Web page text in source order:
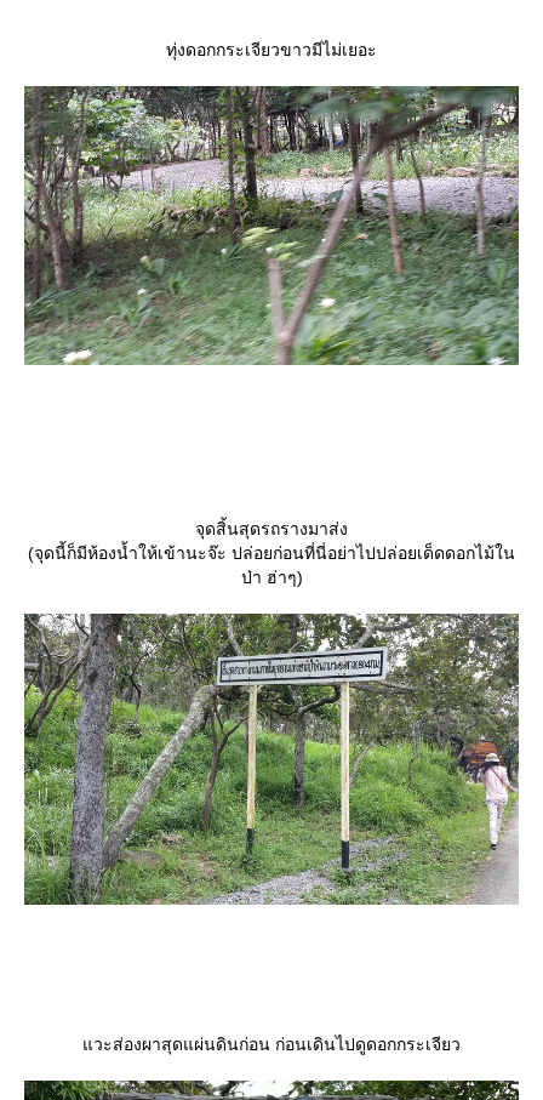
ทุ่งดอกกระเจียวขาวมีไม่เยอะ
จุดสิ้นสุดรถรางมาส่ง
(จุดนี้ก็มีห้องน้ำให้เข้านะจ๊ะ ปล่อยก่อนที่นี่อย่าไปปล่อยเด็ดดอกไม้ใน
ป่า ฮ่าๆ)
วะส่องผาสุดแผ่นดินก่อน ก่อนเดินไปดูดอกกระเจียว